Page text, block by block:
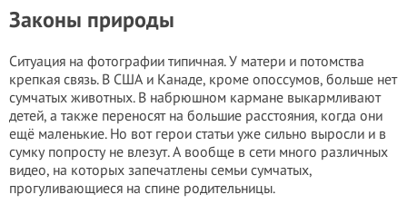
Законы природы
Ситуация на фотографии типичная. У матери и потомства
крепкая связь. В США и Канаде, кроме опоссумов, больше нет
сумчатых животных. В набрюшном кармане выкармливают
детей, а также переносят на большие расстояния, когда они
ещё маленькие. Но вот герои статьи уже сильно выросли и в
сумку попросту не влезут. А вообще в сети много различных
видео, на которых запечатлены семьи сумчатых,
прогуливающиеся на спине родительницы.